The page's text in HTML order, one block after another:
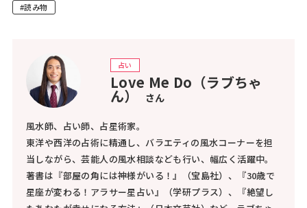
#読み物
占い
Love Me Do（ラブちゃ
ん） さん
風水師、占い師、占星術家。
東洋や西洋の占術に精通し、バラエティの風水コーナーを担
当しながら、芸能人の風水相談なども行い、幅広く活躍中。
著書は『部屋の角には神様がいる！』（宝島社）、『30歳で
星座が変わる！アラサー星占い』（学研プラス）、『絶望し